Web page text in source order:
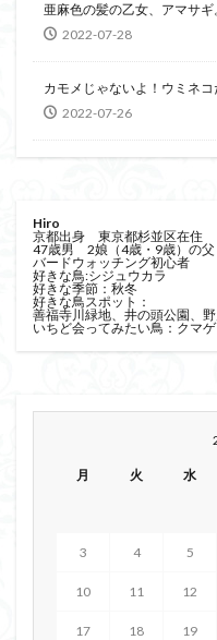
亜麻色の髪の乙女、アマサ
2022-07-28
カモメじゃないよ！ウミネ
2022-07-26
Hiro
京都出身 東京都杉並区在住
47歳男 2娘（4歳・9歳）の父
バードウォッチング初心者
好きな鳥:シジュウカラ
好きな季節：秋冬
好きな鳥スポット：
善福寺川緑地、井の頭公園、
いちど会ってみたい鳥：クマゲ
月 火 水
3 4 5
10 11 12
17 18 19